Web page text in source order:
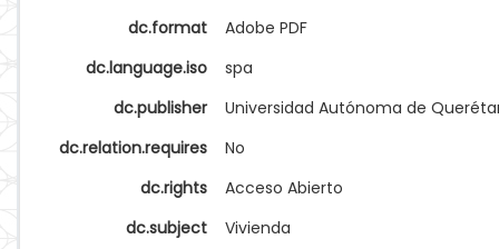
dc.format
Adobe PDF
dc.language.iso
spa
dc.publisher
Universidad Autónoma de
dc.relation.requires
No
dc.rights
Acceso Abierto
dc.subject
Vivienda